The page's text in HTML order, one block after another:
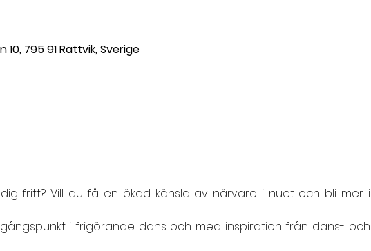
795 91 Rättvik, Sverige
fritt? Vill du få en ökad känsla av närvaro i nuet och bli mer i
i frigörande dans och med inspiration från dans- och